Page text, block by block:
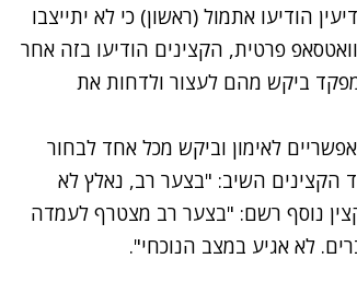
באגף המודיעין הודיעו אתמול (ראשון) כי לא יתייצבו
פרטית, הקצינים הודיעו בזה אחר
ביקש מהם לעצור ולדחות את
לאימון וביקש מכל אחד לבחור
הקצינים השיב: "בצער רב, נאלץ לא
נוסף רשם: "בצער רב מצטרף לעמדה
לא אגיע במצב הנוכחי".